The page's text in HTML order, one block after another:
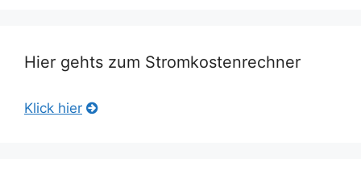
Hier gehts zum Stromkostenrechner
Klick hier